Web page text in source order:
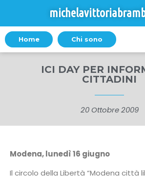
Home Chi sono
ICI DAY PER
CITTADINI
20 Ottobre 2009
Modena, lunedì 16 giugno
Il circolo della Libertà “Modena città